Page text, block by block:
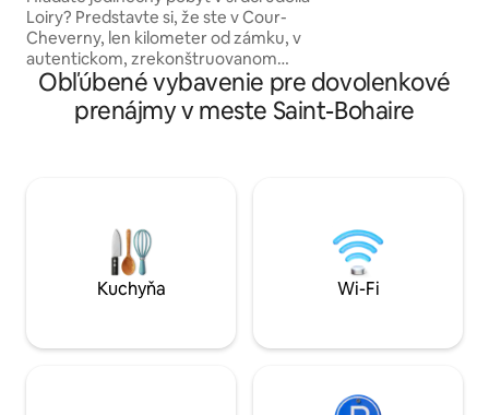
Loiry? Predstavte si, že ste v Cour-
Cheverny, len kilometer od zámku, v
autentickom, zrekonštruovanom
apartmáne inšpirovanom Bali. Doprajte si
pohodlnú a priestrannú manželskú
posteľ, relaxačnú vírivku, upokojujúcu
je to zážitok, ktorý si nesmú nechať ujsť.
Rezervujte si ubytovanie hneď teraz:
termíny sa rýchlo vypredávajú!
renomovanému
Obľúbené vybavenie pre dovolenkové
prenájmy v meste Saint-Bohaire
Kuchyňa Wi-Fi